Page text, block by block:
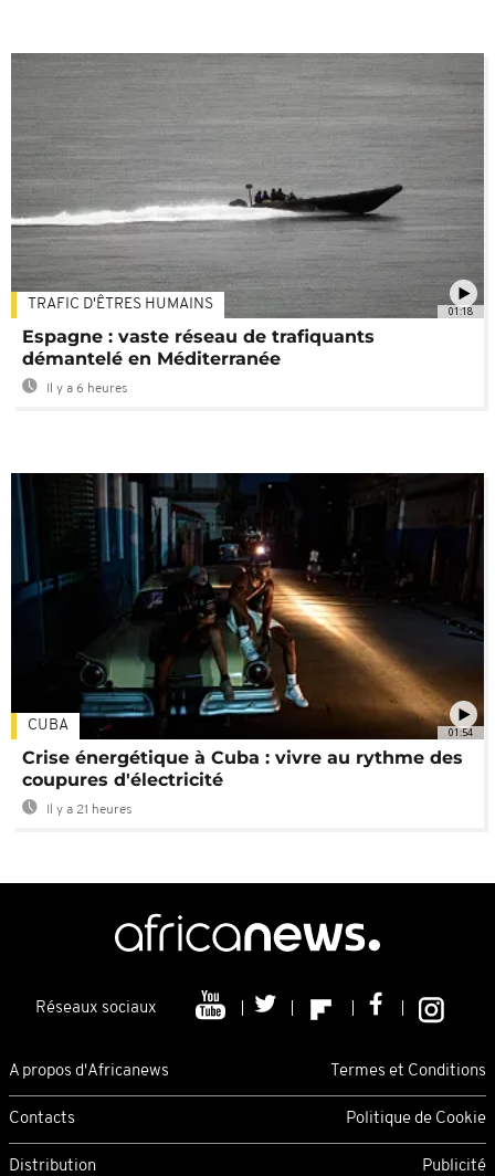
01:18
TRAFIC D'ÊTRES HUMAINS
Espagne : vaste réseau de trafiquants
démantelé en Méditerranée
Il y a 6 heures
01:54
CUBA
Crise énergétique à Cuba : vivre au rythme des
coupures d'électricité
Il y a 21 heures
Réseaux sociaux
A propos d'Africanews Termes et Conditions
Contacts Politique de Cookie
Distribution Publicité